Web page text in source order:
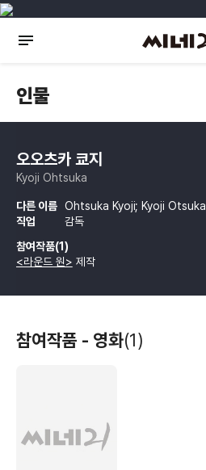
인물
오오츠카 쿄지
Kyoji Ohtsuka
다른 이름 Ohtsuka Kyoji; Kyoji Otsuka
직업
감독
참여작품(1)
<라운드 원> 제작
참여작품 - 영화(1)